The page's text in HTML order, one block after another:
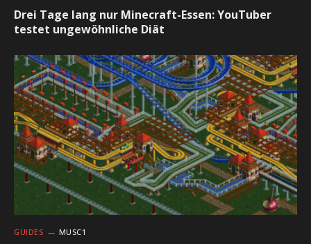
Drei Tage lang nur Minecraft-Essen: YouTuber
testet ungewöhnliche Diät
GUIDES MUSC1